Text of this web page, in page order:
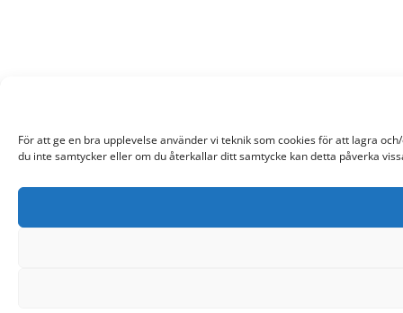
För att ge en bra upplevelse använder vi teknik som cookies för att lagra
du inte samtycker eller om du återkallar ditt samtycke kan detta påverka